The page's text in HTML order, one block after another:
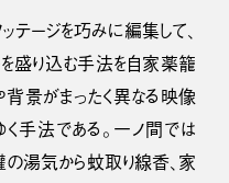
テージを巧みに編集して、
盛り込む手法を自家薬籠
景がまったく異なる映像
手法である。一ノ間では
の湯気から蚊取り線香、家